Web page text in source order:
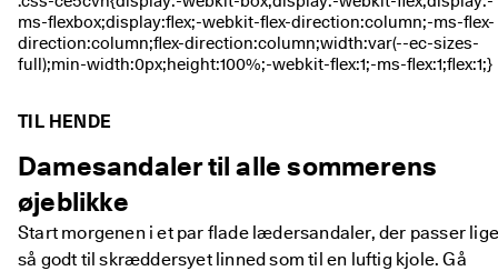
TIL HENDE
Damesandaler til alle sommerens
øjeblikke
Start morgenen i et par flade lædersandaler, der passer
så godt til skræddersyet linned som til en luftig kjole. Gå